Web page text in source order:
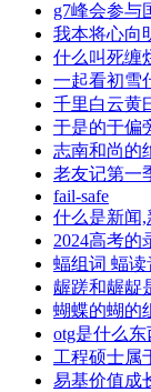
g7峰会参与
我本将心向
什么叫死缠
一起看初雪
千里白云黄
于是的于偏
志南和尚的
老友记第一
fail-safe
什么是新闻,
2024高考的
蝠组词 蝠读
龌蹉和龌龊
蝴蝶的蝴的
otg是什么东
工程硕士属
易基价值成